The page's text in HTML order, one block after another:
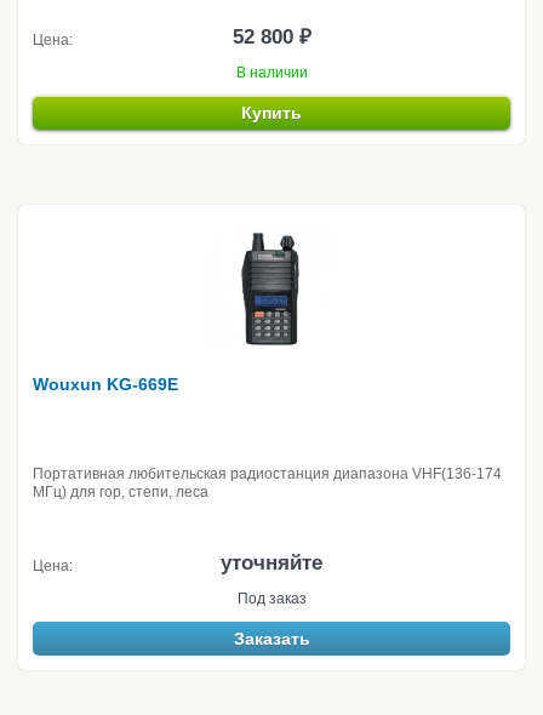
Цена: 52 800 ₽
В наличии
Купить
Wouxun KG-669E
Портативная любительская радиостанция диапазона VHF(136-174
МГц) для гор, степи, леса
Цена: уточняйте
Под заказ
Заказать